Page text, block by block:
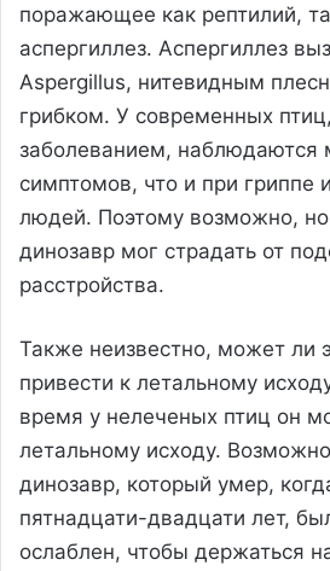
поражающее как рептилий,
аспергиллез. Аспергиллез
Aspergillus, нитевидным
грибком. У современных
заболеванием, наблюдаются
симптомов, что и при гриппе
людей. Поэтому возможно, но
динозавр мог страдать от
расстройства.
Также неизвестно, может ли
привести к летальному
время у нелеченых птиц он
летальному исходу.
динозавр, который умер,
пятнадцати-двадцати лет,
ослаблен, чтобы держаться